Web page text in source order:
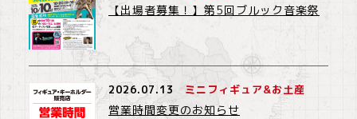
【出場者募集！】第5回ブルック音楽祭
2026.07.13 ミニフィギュア&お土産
営業時間変更のお知らせ